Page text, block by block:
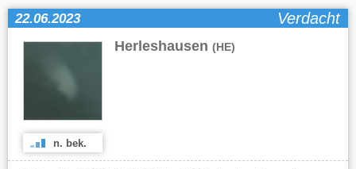
22.06.2023 Verdacht
Herleshausen (HE)
n. bek.